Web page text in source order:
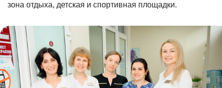
зона отдыха, детская и спортивная площадки.